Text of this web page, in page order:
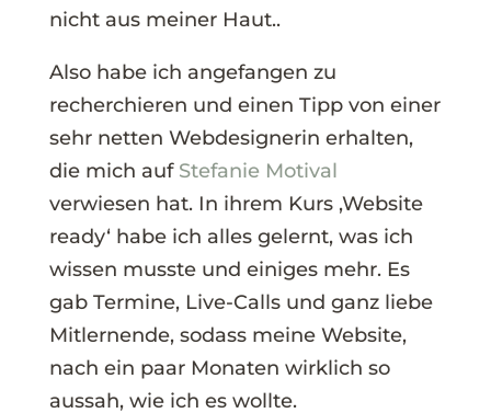
nicht aus meiner Haut..
Also habe ich angefangen zu
recherchieren und einen Tipp von einer
sehr netten Webdesignerin erhalten,
die mich auf Stefanie Motival
verwiesen hat. In ihrem Kurs ‚Website
ready‘ habe ich alles gelernt, was ich
wissen musste und einiges mehr. Es
gab Termine, Live-Calls und ganz liebe
Mitlernende, sodass meine Website,
nach ein paar Monaten wirklich so
aussah, wie ich es wollte.